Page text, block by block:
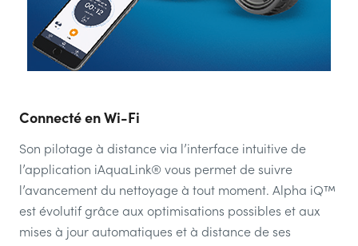
Connecté en Wi-Fi
Son pilotage à distance via l’interface intuitive de
l’application iAquaLink® vous permet de suivre
l’avancement du nettoyage à tout moment. Alpha iQ™
est évolutif grâce aux optimisations possibles et aux
mises à jour automatiques et à distance de ses